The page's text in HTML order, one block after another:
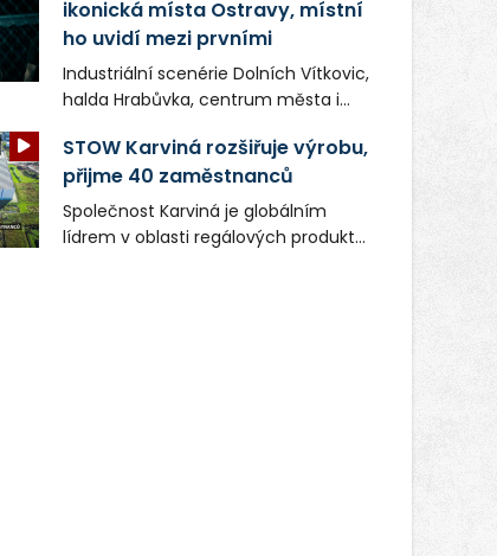
ikonická místa Ostravy, místní
ho uvidí mezi prvními
Industriální scenérie Dolních Vítkovic,
halda Hrabůvka, centrum města i
v novém filmu Bojovník, který vstoupí
do kin už 13. srpna. Režiséři Vojtěch
Frič a Tomáš Dianiška si
moravskoslezskou metropoli
nevybrali náhodou – její syrová
STOW Karviná rozšiřuje výrobu,
přijme 40 zaměstnanců
Společnost Karviná je globálním
lídrem v oblasti regálových produktů